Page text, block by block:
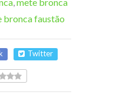
bronca faustão
Twitter